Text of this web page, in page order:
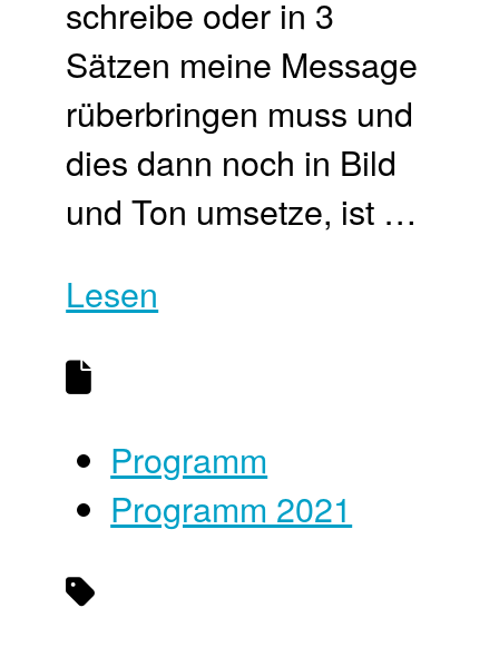
schreibe oder in 3
Sätzen meine Message
rüberbringen muss und
dies dann noch in Bild
und Ton umsetze, ist …
Lesen
Programm
Programm 2021